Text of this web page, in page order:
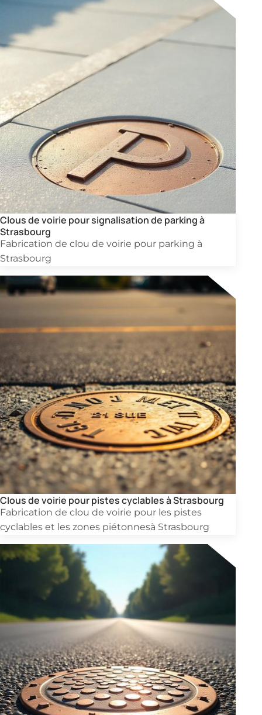
Clous de voirie pour signalisation de parking à
Strasbourg
Fabrication de clou de voirie pour parking à
Strasbourg
Clous de voirie pour pistes cyclables à Strasbourg
Fabrication de clou de voirie pour les pistes
cyclables et les zones piétonnesà Strasbourg